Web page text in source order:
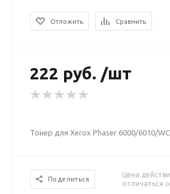
Отложить Сравнить
222 руб. /шт
Тонер для Xerox Phaser 6000/6010/
Поделиться
Цена
отличаться